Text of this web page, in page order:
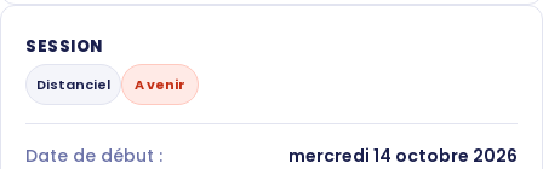
SESSION
Distanciel A venir
Date de début : mercredi 14 octobre 2026